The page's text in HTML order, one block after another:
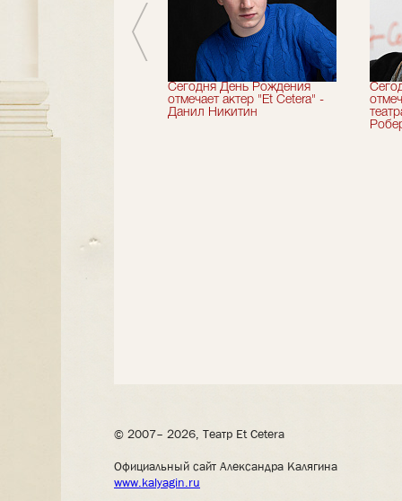
сезон!
Сегодня День Рождения
отмечает актер "Et Cetera" -
Данил Никитин
© 2007– 2026, Театр Et Cetera
Официальный сайт Александра Калягина
www.kalyagin.ru